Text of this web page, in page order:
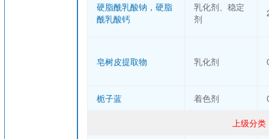
硬脂酰乳酸钠，硬脂
酰乳酸钙
乳化剂、稳定
剂
皂树皮提取物 乳化剂
栀子蓝 着色剂
上级分类